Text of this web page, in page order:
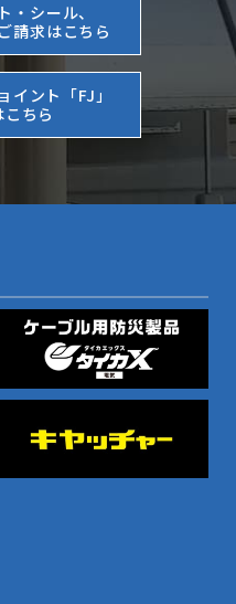
・シール、
請求はこちら
イント「FJ」
ちら